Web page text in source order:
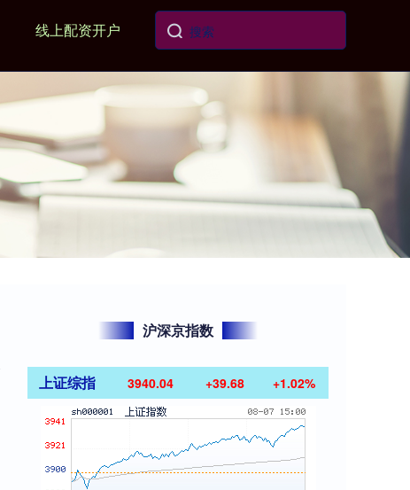
线上配资开户
沪深京指数
上证综指 3940.04 +39.68 +1.02%